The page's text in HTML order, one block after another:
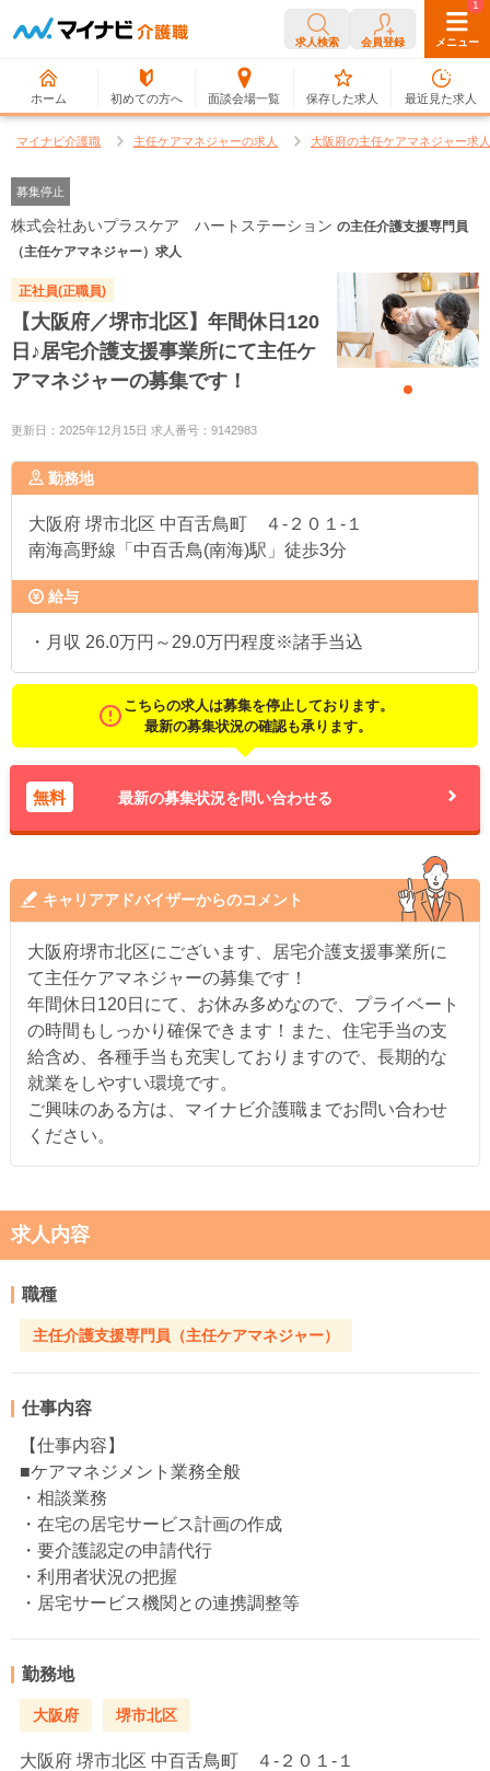
求人検索 会員登録 メニュー
ホーム 初めての方へ 面談会場一覧
0
保存した求人
1
最近見た求人
マイナビ介護職 主任ケアマネジャーの求人 大阪府の主任ケアマネジャー求人
募集停止
株式会社あいプラスケア ハートステーション の主任介護支援専門員
（主任ケアマネジャー）求人
正社員(正職員)
【大阪府／堺市北区】年間休日120
日♪居宅介護支援事業所にて主任ケ
アマネジャーの募集です！
更新日：2025年12月15日 求人番号：9142983
勤務地
大阪府 堺市北区 中百舌鳥町 ４-２０１-１
南海高野線「中百舌鳥(南海)駅」徒歩3分
給与
・月収 26.0万円～29.0万円程度※諸手当込
こちらの求人は募集を停止しております。
最新の募集状況の確認も承ります。
無料 最新の募集状況を問い合わせる
キャリアアドバイザーからのコメント
大阪府堺市北区にございます、居宅介護支援事業所に
て主任ケアマネジャーの募集です！
年間休日120日にて、お休み多めなので、プライベート
の時間もしっかり確保できます！また、住宅手当の支
給含め、各種手当も充実しておりますので、長期的な
就業をしやすい環境です。
ご興味のある方は、マイナビ介護職までお問い合わせ
ください。
求人内容
職種
主任介護支援専門員（主任ケアマネジャー）
仕事内容
【仕事内容】
■ケアマネジメント業務全般
・相談業務
・在宅の居宅サービス計画の作成
・要介護認定の申請代行
・利用者状況の把握
・居宅サービス機関との連携調整等
勤務地
大阪府 堺市北区
大阪府 堺市北区 中百舌鳥町 ４-２０１-１